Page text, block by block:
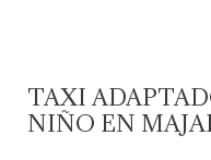
TAXI
NIÑO EN